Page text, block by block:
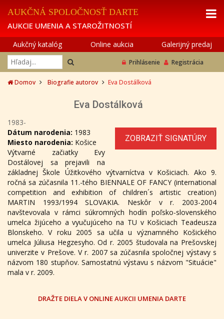
AUKČNÁ SPOLOČNOSŤ DARTE
AUKCIE UMENIA A STAROŽITNOSTÍ
Aukčný katalóg Online aukcia Galerijný predaj
Prihlásenie Registrácia
Domov Biografie autorov Eva Dostálková
Eva Dostálková
1983-
ZOBRAZIŤ SIGNATÚRY
Dátum narodenia: 1983
Miesto narodenia: Košice
Výtvarné začiatky Evy
Dostálovej sa prejavili na
základnej Škole Úžitkového výtvarníctva v Košiciach. Ako 9.
ročná sa zúčasnila 11.-tého BIENNALE OF FANCY (international
competition and exhibition of children´s artistic creation)
MARTIN 1993/1994 SLOVAKIA. Neskôr v r. 2003-2004
navštevovala v rámci súkromných hodín poľsko-slovenského
umelca žijúceho a vyučujúceho na TU v Košiciach Teadeusza
Blonskeho. V roku 2005 sa učila u významného Košického
umelca Júliusa Hegzesyho. Od r. 2005 študovala na Prešovskej
univerzite v Prešove. V r. 2007 sa zúčasnila spoločnej výstavy s
názvom 180 stupňov. Samostatnú výstavu s názvom "Situácie"
mala v r. 2009.
DRAŽTE DIELA V ONLINE AUKCII UMENIA DARTE